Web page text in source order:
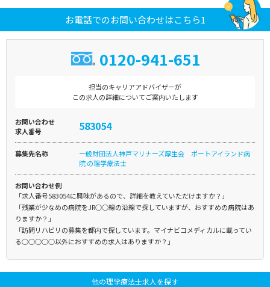
お電話でのお問い合わせはこちら1
0120-941-651
担当のキャリアアドバイザーが
この求人の詳細についてご案内いたします
お問い合わせ
求人番号
583054
募集先名称
一般財団法人神戸マリナーズ厚生会 ポートアイランド病
院 の理学療法士
お問い合わせ例
「求人番号583054に興味があるので、詳細を教えていただけますか？」
「残業が少なめの病院をJR○○線の沿線で探していますが、おすすめの病院はあ
りますか？」
「訪問リハビリの募集を都内で探しています。マイナビコメディカルに載ってい
る○○○○○以外におすすめの求人はありますか？」
他の理学療法士求人を探す